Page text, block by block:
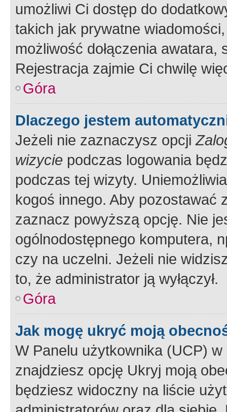
umożliwi Ci dostęp do
takich jak prywatne
możliwość dołączenia
Rejestracja zajmie Ci chwilę
Góra
Dlaczego jestem
Jeżeli nie zaznaczysz opcji
wizycie podczas logowania
podczas tej wizyty.
kogoś innego. Aby pozostawać
zaznacz powyższą opcję. Nie
ogólnodostępnego komputera,
czy na uczelni. Jeżeli nie
to, że administrator ją wyłączył.
Góra
Jak mogę ukryć moją
W Panelu użytkownika (UCP) w
znajdziesz opcję Ukryj moją
będziesz widoczny na liście